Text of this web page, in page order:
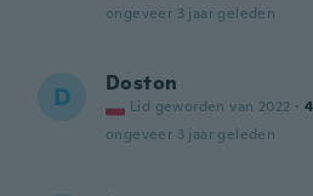
ongeveer 3 jaar geleden
D Doston
Lid geworden van 2022 · 4
ongeveer 3 jaar geleden